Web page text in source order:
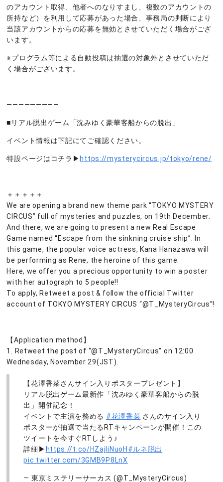
のアカウント取得、他者へのなりすまし、複数のアカウントの
所持など）を利用して応募があった場合、事務局の判断により
当該アカウントからの応募を無効とさせていただく場合がござ
います。
※プログラム等による自動投稿は抽選の対象外とさせていただ
く場合がございます。
—————————
■リアル脱出ゲーム「沈みゆく豪華客船からの脱出」
イベント情報は下記にてご確認ください。
特設ページはコチラ▶ https://mysterycircus.jp/tokyo/rene/
＋＋＋＋＋
We are opening a brand new theme park “TOKYO MYSTERY
CIRCUS” full of mysteries and puzzles, on 19th December.
And there, we are going to present a new Real Escape
Game named “Escape from the sinkning cruise ship”. In
this game, the popular voice actress, Kana Hanazawa will
be performing as Rene, the heroine of this game.
Here, we offer you a precious opportunity to win a poster
with her autograph to 5 people!!
To apply, Retweet a post & follow the official Twitter
account of TOKYO MYSTERY CIRCUS “@T_MysteryCircus”!
【Application method】
1. Retweet the post of “@T_MysteryCircus” on 12:00
Wednesday, November 29(JST).
【花澤香菜さんサイン入りポスタープレゼント】
リアル脱出ゲーム最新作「沈みゆく豪華客船からの脱
出」開催記念！
イベントで主演を務める #花澤香菜 さんのサイン入り
ポスターが抽選で当たるRTキャンペーンが開催！この
ツイートを今すぐRTしよう♪
詳細▶ https://t.co/HZajliNuoH #ルネ脱出
pic.twitter.com/3GMB9P8LnX
— 東京ミステリーサーカス (@T_MysteryCircus)